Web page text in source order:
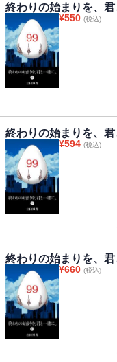
終わりの始まりを、君
¥550 (税込)
終わりの始まりを、君
¥594 (税込)
終わりの始まりを、君
¥660 (税込)